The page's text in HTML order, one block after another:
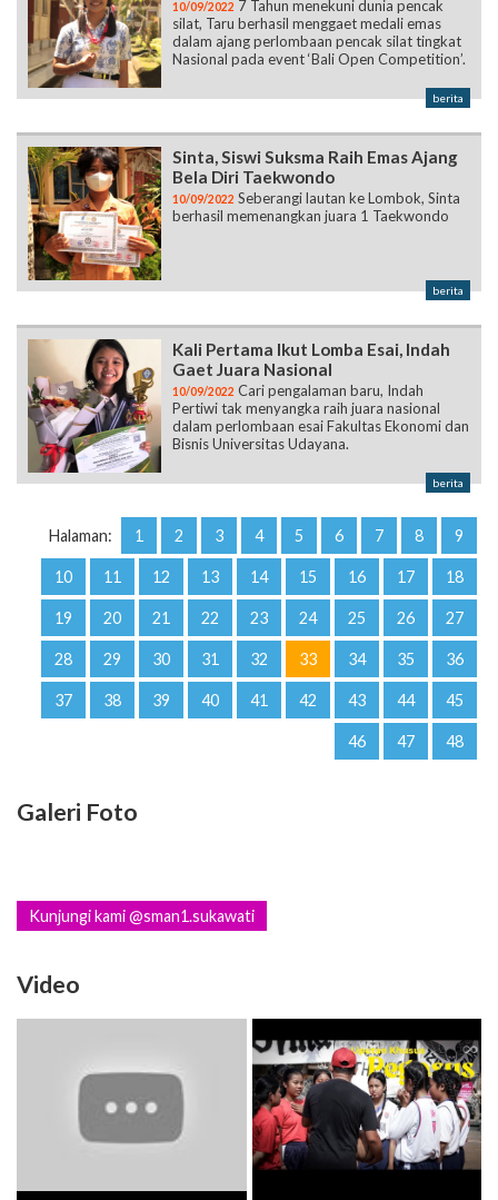
10/09/2022 7 Tahun menekuni dunia pencak
silat, Taru berhasil menggaet medali emas
dalam ajang perlombaan pencak silat tingkat
Nasional pada event ‘Bali Open Competition’.
berita
Sinta, Siswi Suksma Raih Emas Ajang
Bela Diri Taekwondo
10/09/2022 Seberangi lautan ke Lombok, Sinta
berhasil memenangkan juara 1 Taekwondo
berita
Kali Pertama Ikut Lomba Esai, Indah
Gaet Juara Nasional
10/09/2022 Cari pengalaman baru, Indah
Pertiwi tak menyangka raih juara nasional
dalam perlombaan esai Fakultas Ekonomi dan
Bisnis Universitas Udayana.
berita
Halaman: 1 2 3 4 5 6 7 8 9
10 11 12 13 14 15 16 17 18
19 20 21 22 23 24 25 26 27
28 29 30 31 32 33 34 35 36
37 38 39 40 41 42 43 44 45
46 47 48
Galeri Foto
Kunjungi kami @sman1.sukawati
Video